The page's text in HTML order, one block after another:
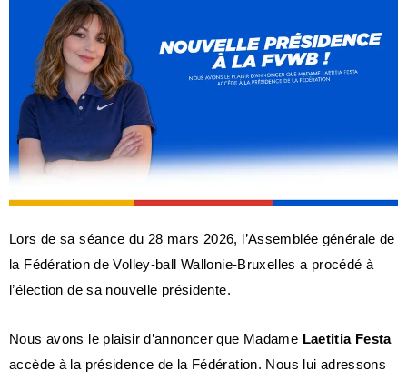
Lors de sa séance du 28 mars 2026, l’Assemblée générale de
la Fédération de Volley-ball Wallonie-Bruxelles a procédé à
l’élection de sa nouvelle présidente.
Nous avons le plaisir d’annoncer que Madame Laetitia Festa
accède à la présidence de la Fédération. Nous lui adressons